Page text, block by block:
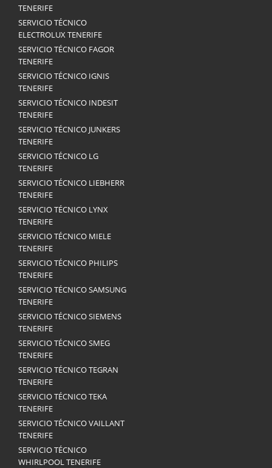
TENERIFE
SERVICIO TÉCNICO
ELECTROLUX TENERIFE
SERVICIO TÉCNICO FAGOR
TENERIFE
SERVICIO TÉCNICO IGNIS
TENERIFE
SERVICIO TÉCNICO INDESIT
TENERIFE
SERVICIO TÉCNICO JUNKERS
TENERIFE
SERVICIO TÉCNICO LG
TENERIFE
SERVICIO TÉCNICO LIEBHERR
TENERIFE
SERVICIO TÉCNICO LYNX
TENERIFE
SERVICIO TÉCNICO MIELE
TENERIFE
SERVICIO TÉCNICO PHILIPS
TENERIFE
SERVICIO TÉCNICO SAMSUNG
TENERIFE
SERVICIO TÉCNICO SIEMENS
TENERIFE
SERVICIO TÉCNICO SMEG
TENERIFE
SERVICIO TÉCNICO TEGRAN
TENERIFE
SERVICIO TÉCNICO TEKA
TENERIFE
SERVICIO TÉCNICO VAILLANT
TENERIFE
SERVICIO TÉCNICO
WHIRLPOOL TENERIFE